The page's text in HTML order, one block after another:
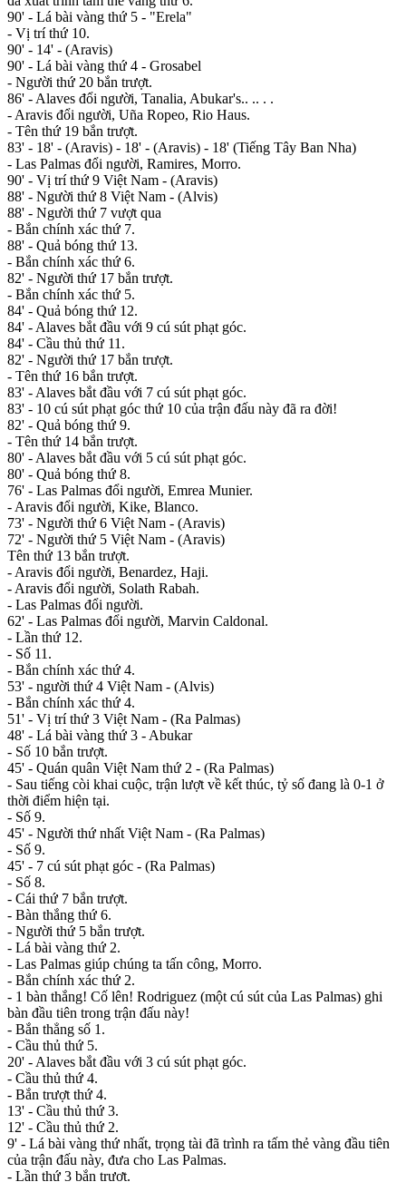
90' - Lá bài vàng thứ 5 - "Erela"
- Vị trí thứ 10.
90' - 14' - (Aravis)
90' - Lá bài vàng thứ 4 - Grosabel
- Người thứ 20 bắn trượt.
86' - Alaves đổi người, Tanalia, Abukar's.. .. . .
- Aravis đổi người, Uña Ropeo, Rio Haus.
- Tên thứ 19 bắn trượt.
83' - 18' - (Aravis) - 18' - (Aravis) - 18' (Tiếng Tây Ban Nha)
- Las Palmas đổi người, Ramires, Morro.
90' - Vị trí thứ 9 Việt Nam - (Aravis)
88' - Người thứ 8 Việt Nam - (Alvis)
88' - Người thứ 7 vượt qua
- Bắn chính xác thứ 7.
88' - Quả bóng thứ 13.
- Bắn chính xác thứ 6.
82' - Người thứ 17 bắn trượt.
- Bắn chính xác thứ 5.
84' - Quả bóng thứ 12.
84' - Alaves bắt đầu với 9 cú sút phạt góc.
84' - Cầu thủ thứ 11.
82' - Người thứ 17 bắn trượt.
- Tên thứ 16 bắn trượt.
83' - Alaves bắt đầu với 7 cú sút phạt góc.
83' - 10 cú sút phạt góc thứ 10 của trận đấu này đã ra đời!
82' - Quả bóng thứ 9.
- Tên thứ 14 bắn trượt.
80' - Alaves bắt đầu với 5 cú sút phạt góc.
80' - Quả bóng thứ 8.
76' - Las Palmas đổi người, Emrea Munier.
- Aravis đổi người, Kike, Blanco.
73' - Người thứ 6 Việt Nam - (Aravis)
72' - Người thứ 5 Việt Nam - (Aravis)
Tên thứ 13 bắn trượt.
- Aravis đổi người, Benardez, Haji.
- Aravis đổi người, Solath Rabah.
- Las Palmas đổi người.
62' - Las Palmas đổi người, Marvin Caldonal.
- Lần thứ 12.
- Số 11.
- Bắn chính xác thứ 4.
53' - người thứ 4 Việt Nam - (Alvis)
- Bắn chính xác thứ 4.
51' - Vị trí thứ 3 Việt Nam - (Ra Palmas)
48' - Lá bài vàng thứ 3 - Abukar
- Số 10 bắn trượt.
45' - Quán quân Việt Nam thứ 2 - (Ra Palmas)
- Sau tiếng còi khai cuộc, trận lượt về kết thúc, tỷ số đang là 0-1 ở
thời điểm hiện tại.
- Số 9.
45' - Người thứ nhất Việt Nam - (Ra Palmas)
- Số 9.
45' - 7 cú sút phạt góc - (Ra Palmas)
- Số 8.
- Cái thứ 7 bắn trượt.
- Bàn thắng thứ 6.
- Người thứ 5 bắn trượt.
- Lá bài vàng thứ 2.
- Las Palmas giúp chúng ta tấn công, Morro.
- Bắn chính xác thứ 2.
- 1 bàn thắng! Cố lên! Rodriguez (một cú sút của Las Palmas) ghi
bàn đầu tiên trong trận đấu này!
- Bắn thẳng số 1.
- Cầu thủ thứ 5.
20' - Alaves bắt đầu với 3 cú sút phạt góc.
- Cầu thủ thứ 4.
- Bắn trượt thứ 4.
13' - Cầu thủ thứ 3.
12' - Cầu thủ thứ 2.
9' - Lá bài vàng thứ nhất, trọng tài đã trình ra tấm thẻ vàng đầu tiên
của trận đấu này, đưa cho Las Palmas.
- Lần thứ 3 bắn trượt.